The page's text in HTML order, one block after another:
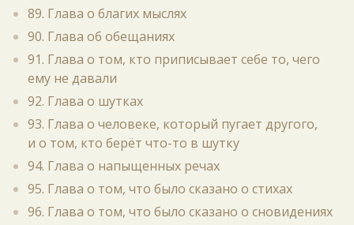
89. Глава о благих мыслях
90. Глава об обещаниях
91. Глава о том, кто приписывает себе то, чего
ему не давали
92. Глава о шутках
93. Глава о человеке, который пугает другого,
и о том, кто берёт что-то в шутку
94. Глава о напыщенных речах
95. Глава о том, что было сказано о стихах
96. Глава о том, что было сказано о сновидениях